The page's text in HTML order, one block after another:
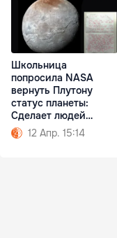
Школьница
попросила NASA
вернуть Плутону
статус планеты:
Сделает людей
счастливыми
12 Апр. 15:14